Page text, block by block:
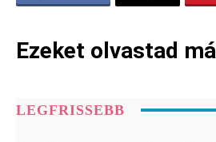
Ezeket olvastad
LEGFRISSEBB